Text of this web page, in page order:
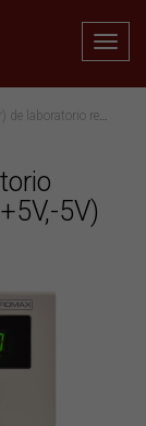
regulables
5V)